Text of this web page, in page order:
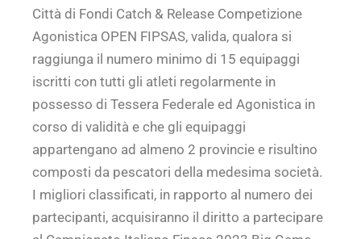
Città di Fondi Catch & Release Competizione
Agonistica OPEN FIPSAS, valida, qualora si
raggiunga il numero minimo di 15 equipaggi
iscritti con tutti gli atleti regolarmente in
possesso di Tessera Federale ed Agonistica in
corso di validità e che gli equipaggi
appartengano ad almeno 2 provincie e risultino
composti da pescatori della medesima società.
I migliori classificati, in rapporto al numero dei
partecipanti, acquisiranno il diritto a partecipare